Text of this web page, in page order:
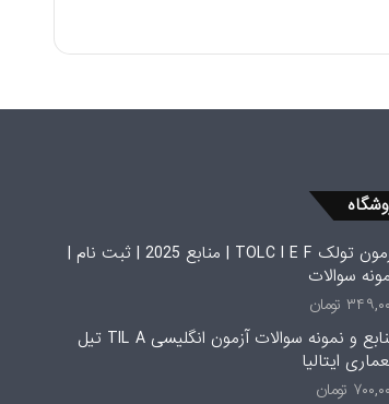
آزمون تولک TOLC I E F | منابع 2025 | ثبت نام |
سوالات
تومان
منابع و نمونه سوالات آزمون انگلیسی TIL A تیل
ایتالیا
تومان